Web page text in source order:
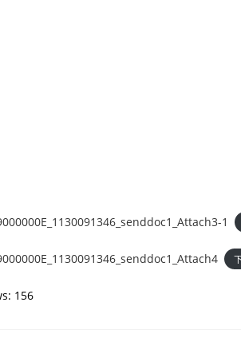
1
156